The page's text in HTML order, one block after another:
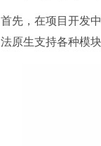
首先，在项目开发
法原生支持各种模